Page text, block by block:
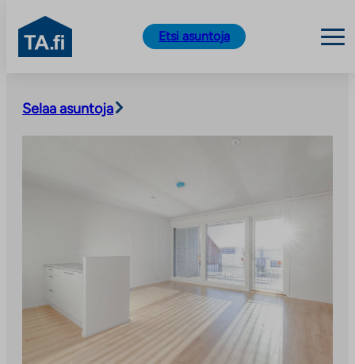
sisältöön
TA.fi
Etsi asuntoja
Selaa asuntoja